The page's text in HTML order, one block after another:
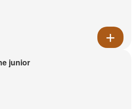
junior